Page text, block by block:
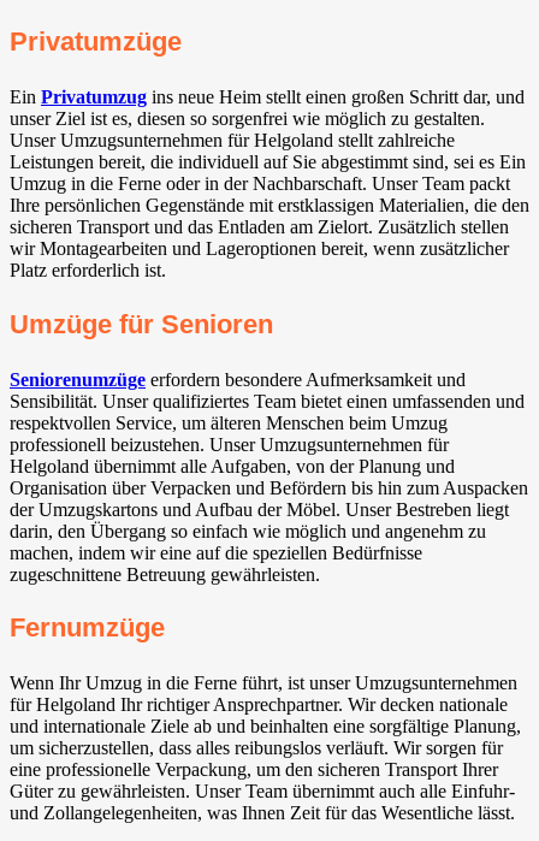
Privatumzüge
Ein Privatumzug ins neue Heim stellt einen großen Schritt dar, und
unser Ziel ist es, diesen so sorgenfrei wie möglich zu gestalten.
Unser Umzugsunternehmen für Helgoland stellt zahlreiche
Leistungen bereit, die individuell auf Sie abgestimmt sind, sei es Ein
Umzug in die Ferne oder in der Nachbarschaft. Unser Team packt
Ihre persönlichen Gegenstände mit erstklassigen Materialien, die den
sicheren Transport und das Entladen am Zielort. Zusätzlich stellen
wir Montagearbeiten und Lageroptionen bereit, wenn zusätzlicher
Platz erforderlich ist.
Umzüge für Senioren
Seniorenumzüge erfordern besondere Aufmerksamkeit und
Sensibilität. Unser qualifiziertes Team bietet einen umfassenden und
respektvollen Service, um älteren Menschen beim Umzug
professionell beizustehen. Unser Umzugsunternehmen für
Helgoland übernimmt alle Aufgaben, von der Planung und
Organisation über Verpacken und Befördern bis hin zum Auspacken
der Umzugskartons und Aufbau der Möbel. Unser Bestreben liegt
darin, den Übergang so einfach wie möglich und angenehm zu
machen, indem wir eine auf die speziellen Bedürfnisse
zugeschnittene Betreuung gewährleisten.
Fernumzüge
Wenn Ihr Umzug in die Ferne führt, ist unser Umzugsunternehmen
für Helgoland Ihr richtiger Ansprechpartner. Wir decken nationale
und internationale Ziele ab und beinhalten eine sorgfältige Planung,
um sicherzustellen, dass alles reibungslos verläuft. Wir sorgen für
eine professionelle Verpackung, um den sicheren Transport Ihrer
Güter zu gewährleisten. Unser Team übernimmt auch alle Einfuhr-
und Zollangelegenheiten, was Ihnen Zeit für das Wesentliche lässt.